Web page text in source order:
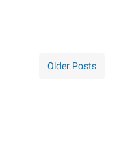
Older Posts